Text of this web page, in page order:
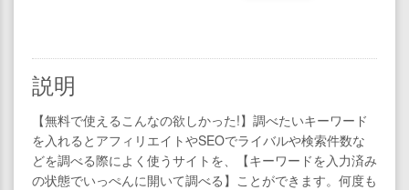
説明
【無料で使えるこんなの欲しかった!】調べたいキーワード
を入れるとアフィリエイトやSEOでライバルや検索件数な
どを調べる際によく使うサイトを、【キーワードを入力済み
の状態でいっぺんに開いて調べる】ことができます。何度も